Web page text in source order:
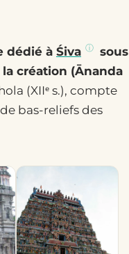
dédié à Śiva
sous
création (Ānanda
(XIIᵉ s.), compte
bas-reliefs des